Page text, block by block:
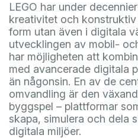
LEGO har under
kreativitet och
form utan även i digitala
utvecklingen av mobil-
har möjligheten att
med avancerade digitala
än någonsin. En av de
omvandling är den
byggspel – plattformar
skapa, simulera och dela
digitala miljöer.